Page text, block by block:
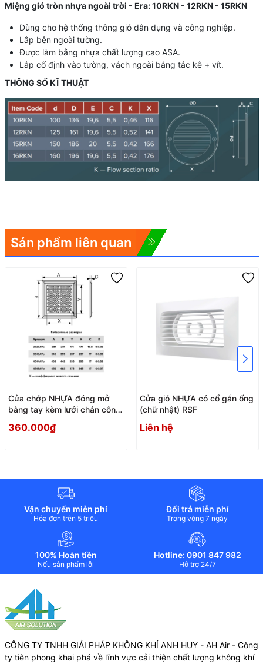
Miệng gió tròn nhựa ngoài trời - Era: 10RKN - 12RKN - 15RKN
Dùng cho hệ thống thông gió dân dụng và công nghiệp.
Lắp bên ngoài tường.
Được làm bằng nhựa chất lượng cao ASA.
Lắp cố định vào tường, vách ngoài bằng tắc kê + vít.
THÔNG SỐ KĨ THUẬT
Sản phẩm liên quan
Cửa chớp NHỰA đóng mở
bằng tay kèm lưới chắn côn
360.000₫
Cửa gió NHỰA có cổ gắn ống
(chữ nhật) RSF
Liên hệ
Vận chuyển miễn phí
Hóa đơn trên 5 triệu
Đổi trả miễn phí
Trong vòng 7 ngày
100% Hoàn tiền
Nếu sản phẩm lỗi
Hotline: 0901 847 982
Hỗ trợ 24/7
CÔNG TY TNHH GIẢI PHÁP KHÔNG KHÍ ANH HUY - AH Air - Công
ty tiên phong khai phá về lĩnh vực cải thiện chất lượng không khí